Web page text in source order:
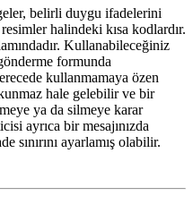
belirli duygu ifadelerini
halindeki kısa kodlardır.
Kullanabileceğiniz
formunda
kullanmamaya özen
hale gelebilir ve bir
ya da silmeye karar
ayrıca bir mesajınızda
sınırını ayarlamış olabilir.